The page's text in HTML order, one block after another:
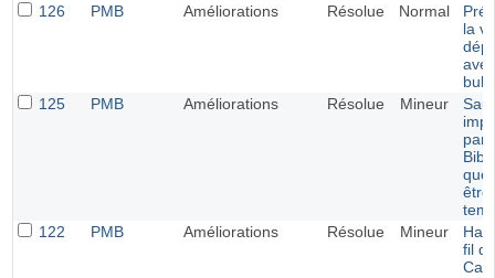
126
PMB Améliorations Résolue Normal
la
125
PMB Améliorations Résolue Mineur
que
être
122
PMB Améliorations Résolue Mineur
fil